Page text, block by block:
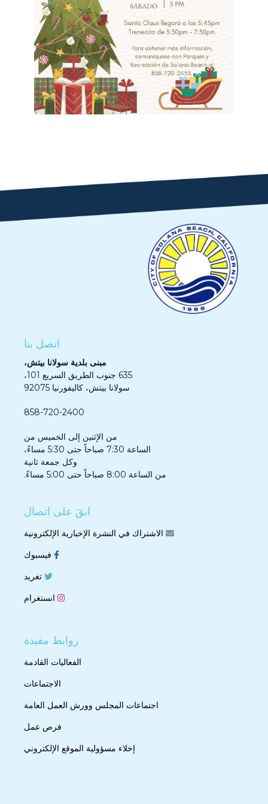
اتصل بنا
مبنى بلدية سولانا بيتش،
635 جنوب الطريق السريع 101،
سولانا بيتش، كاليفورنيا 92075
858-720-2400
من الإثنين إلى الخميس من
الساعة 7:30 صباحاً حتى 5:30 مساءً،
وكل جمعة ثانية
من الساعة 8:00 صباحاً حتى 5:00 مساءً.
ابقَ على اتصال
الاشتراك في النشرة الإخبارية الإلكترونية
فيسبوك
تغريد
انستغرام
روابط مفيدة
الفعاليات القادمة
الاجتماعات
اجتماعات المجلس وورش العمل العامة
فرص عمل
إخلاء مسؤولية الموقع الإلكتروني